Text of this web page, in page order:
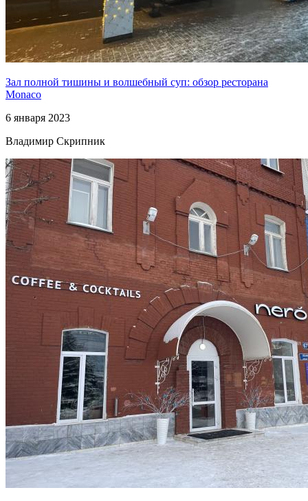
Зал полной тишины и волшебный суп: обзор ресторана
Monaco
6 января 2023
Владимир Скрипник